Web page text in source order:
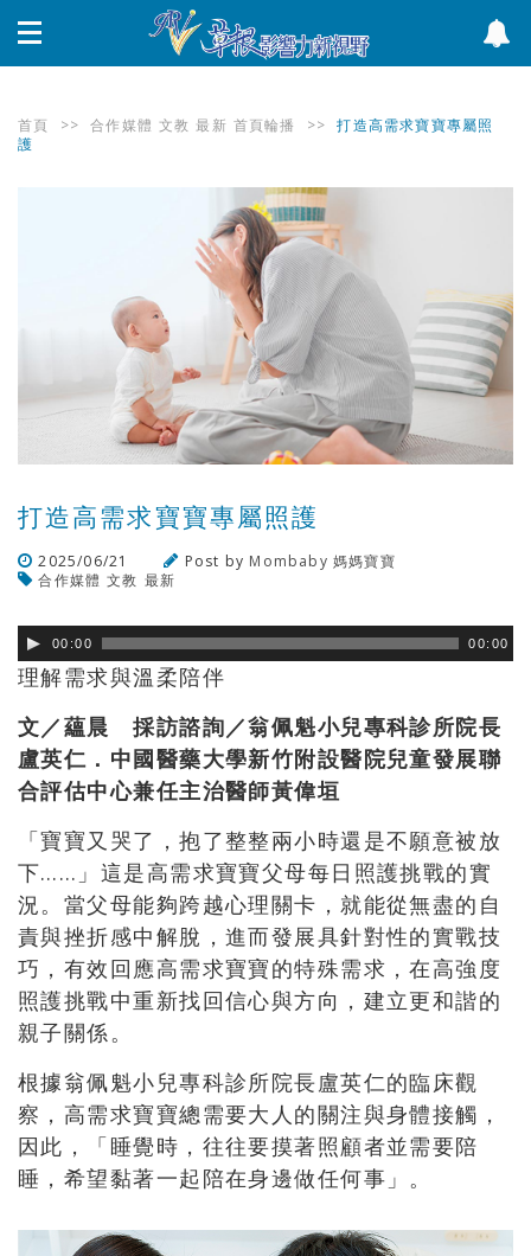
首頁 >> 合作媒體 文教 最新 首頁輪播 >>
打造高需求寶寶專屬照
護
打造高需求寶寶專屬照護
2025/06/21 Post by Mombaby 媽媽寶寶
合作媒體 文教 最新
00:00 00:00
理解需求與溫柔陪伴
文／蘊晨 採訪諮詢／翁佩魁小兒專科診所院長
盧英仁．中國醫藥大學新竹附設醫院兒童發展聯
合評估中心兼任主治醫師黃偉垣
「寶寶又哭了，抱了整整兩小時還是不願意被放
下……」這是高需求寶寶父母每日照護挑戰的實
況。當父母能夠跨越心理關卡，就能從無盡的自
責與挫折感中解脫，進而發展具針對性的實戰技
巧，有效回應高需求寶寶的特殊需求，在高強度
照護挑戰中重新找回信心與方向，建立更和諧的
親子關係。
根據翁佩魁小兒專科診所院長盧英仁的臨床觀
察，高需求寶寶總需要大人的關注與身體接觸，
因此，「睡覺時，往往要摸著照顧者並需要陪
睡，希望黏著一起陪在身邊做任何事」。